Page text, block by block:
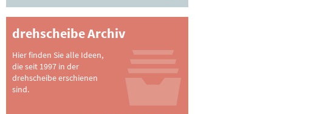
drehscheibe Archiv
Hier finden Sie alle Ideen,
die seit 1997 in der
drehscheibe erschienen
sind.